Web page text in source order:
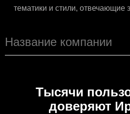
тематики и стили, отвечающие
Тысячи
доверяют